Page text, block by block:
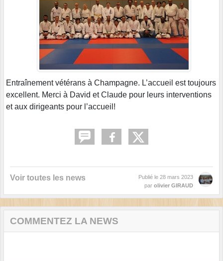
Entraînement vétérans à Champagne. L’accueil est toujours
excellent. Merci à David et Claude pour leurs interventions
et aux dirigeants pour l’accueil!
Voir toutes les news Publié le 28 mars 2023
par olivier GIRAUD
COMMENTEZ LA NEWS